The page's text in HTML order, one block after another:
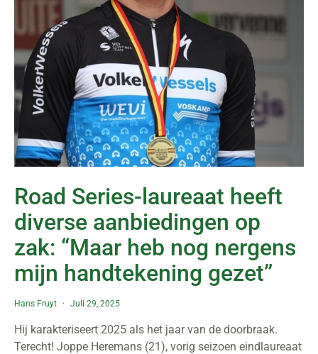
Road Series-laureaat heeft
diverse aanbiedingen op
zak: “Maar heb nog nergens
mijn handtekening gezet”
Hans Fruyt Juli 29, 2025
Hij karakteriseert 2025 als het jaar van de doorbraak.
Terecht! Joppe Heremans (21), vorig seizoen eindlaureaat